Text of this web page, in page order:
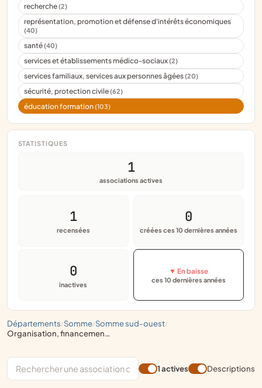
départements/ somme/ somme sud-ouest/
organisation, financement de voyages d'études, d'échanges, pour scolaires ou universitaires
recherche(2)
représentation, promotion et défense d'intérêts économiques
(40)
santé(40)
services et établissements médico-sociaux(2)
services familiaux, services aux personnes âgées(20)
sécurité, protection civile(62)
éducation formation(103)
STATISTIQUES
1
associations actives
1
recensées
0
créées ces 10 dernières années
0
inactives
▼ En baisse
ces 10 dernières années
1 actives Descriptions